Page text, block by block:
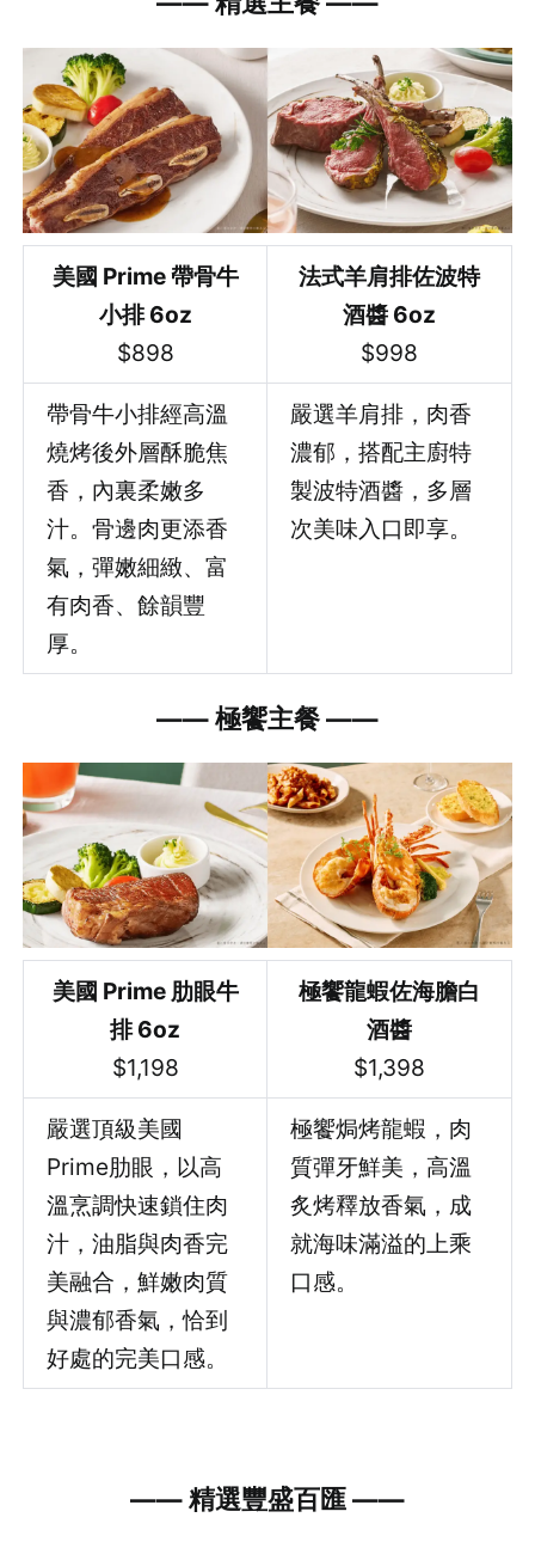
美國 Prime 帶骨牛
小排 6oz
$898
法式羊肩排佐波特
酒醬 6oz
$998
帶骨牛小排經高溫
燒烤後外層酥脆焦
香，內裏柔嫩多
汁。骨邊肉更添香
氣，彈嫩細緻、富
有肉香、餘韻豐
厚。
嚴選羊肩排，肉香
濃郁，搭配主廚特
製波特酒醬，多層
次美味入口即享。
—— 極饗主餐——
美國 Prime 肋眼牛
排 6oz
$1,198
極饗龍蝦佐海膽白
酒醬
$1,398
嚴選頂級美國
Prime肋眼，以高
溫烹調快速鎖住肉
汁，油脂與肉香完
美融合，鮮嫩肉質
與濃郁香氣，恰到
好處的完美口感。
極饗焗烤龍蝦，肉
質彈牙鮮美，高溫
炙烤釋放香氣，成
就海味滿溢的上乘
口感。
——精選豐盛百匯——
先不要 確認